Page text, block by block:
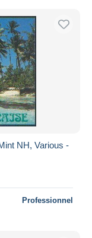
NH, Various -
Professionnel